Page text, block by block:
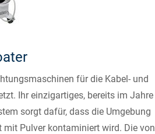
für die Kabel- und
Ihr einzigartiges, bereits im Jahre
sorgt dafür, dass die Umgebung
Pulver kontaminiert wird. Die von